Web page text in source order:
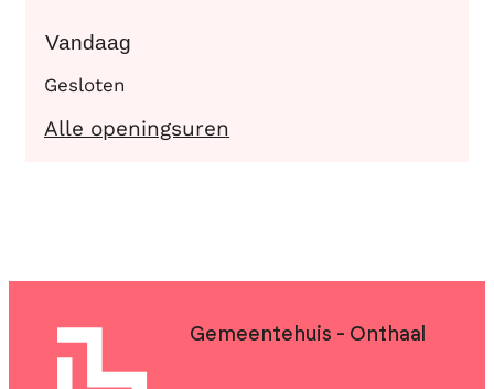
Vandaag
Gesloten
Alle openingsuren
Contact & openingsuren
Gemeentehuis - Onthaal